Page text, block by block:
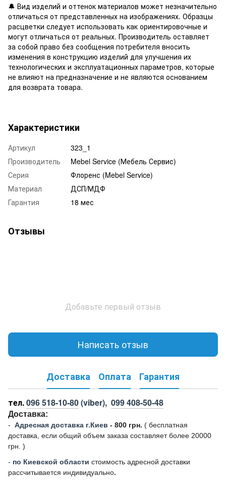
🔔 Вид изделий и оттенок материалов может незначительно
отличаться от представленных на изображениях. Образцы
расцветки следует использовать как ориентировочные и
могут отличаться от реальных. Производитель оставляет
за собой право без сообщения потребителя вносить
изменения в конструкцию изделий для улучшения их
технологических и эксплуатационных параметров, которые
не влияют на предназначение и не являются основанием
для возврата товара.
Характеристики
Артикул
323_1
Производитель
Mebel Service (Мебель Сервис)
Серия
Флоренс (Mebel Service)
Материал
ДСП/МДФ
Гарантия
18 мес
Отзывы
Добавьте первый отзыв
Написать отзыв
Доставка Оплата Гарантия
тел.096 518-10-80(viber), 099 408-50-48
Доставка:
- Адресная доставка г.Киев - 800 грн. ( бесплатная
доставка, если общий объем заказа составляет более 20000
грн. )
- по Киевской области стоимость адресной доставки
рассчитывается индивидуально.